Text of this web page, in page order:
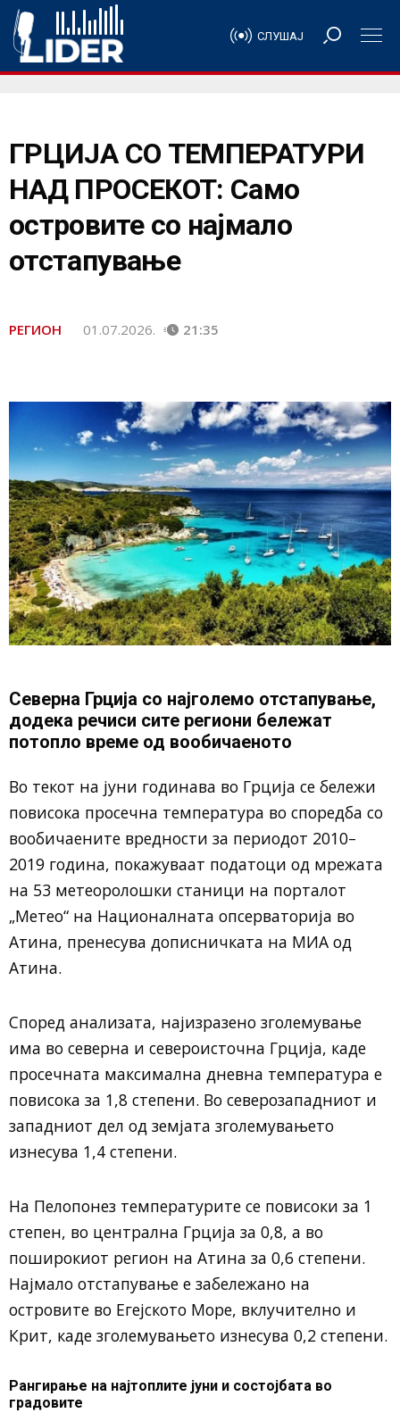
СЛУШАЈ
ГРЦИЈА СО ТЕМПЕРАТУРИ
НАД ПРОСЕКОТ: Само
островите со најмало
отстапување
РЕГИОН 01.07.2026. 21:35
Северна Грција со најголемо отстапување,
додека речиси сите региони бележат
потопло време од вообичаеното
Во текот на јуни годинава во Грција се бележи
повисока просечна температура во споредба со
вообичаените вредности за периодот 2010–
2019 година, покажуваат податоци од мрежата
на 53 метеоролошки станици на порталот
„Метео“ на Националната опсерваторија во
Атина, пренесува дописничката на МИА од
Атина.
Според анализата, најизразено зголемување
има во северна и североисточна Грција, каде
просечната максимална дневна температура е
повисока за 1,8 степени. Во северозападниот и
западниот дел од земјата зголемувањето
изнесува 1,4 степени.
На Пелопонез температурите се повисоки за 1
степен, во централна Грција за 0,8, а во
поширокиот регион на Атина за 0,6 степени.
Најмало отстапување е забележано на
островите во Егејското Море, вклучително и
Крит, каде зголемувањето изнесува 0,2 степени.
Рангирање на најтоплите јуни и состојбата во
градовите